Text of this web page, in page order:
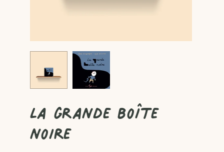
La grande boîte
noire